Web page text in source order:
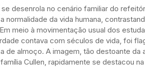
desenrola no cenário familiar do
normalidade da vida humana,
meio à movimentação usual dos
contava com séculos de vida, foi
de almoço. A imagem, tão destoante da
Cullen, rapidamente se destacou